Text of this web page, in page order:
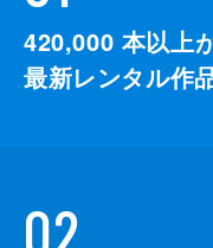
420,000 本以上
最新レンタル作
02